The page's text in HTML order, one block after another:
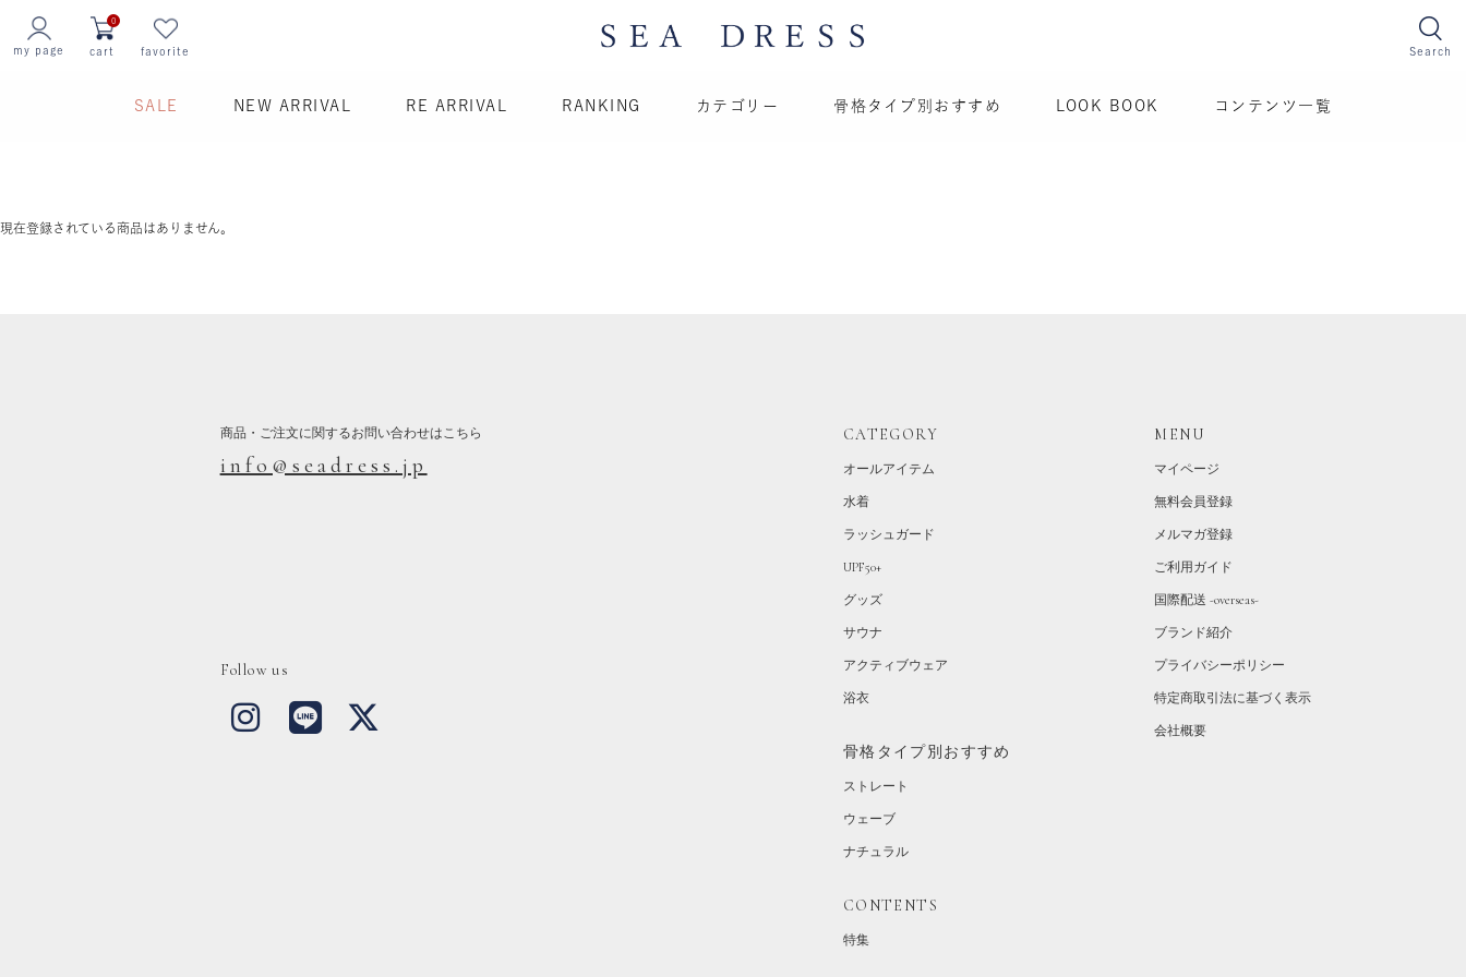
Search
my page cart
0
favorite
SALE NEW ARRIVAL RE ARRIVAL RANKING カテゴリー 骨格タイプ別おすすめ LOOK BOOK コンテンツ一覧
現在登録されている商品はありません。
商品・ご注文に関するお問い合わせはこちら
info@seadress.jp
MENU
マイページ
無料会員登録
メルマガ登録
ご利用ガイド
国際配送 -overseas-
ブランド紹介
プライバシーポリシー
特定商取引法に基づく表示
会社概要
CATEGORY
オールアイテム
水着
ラッシュガード
UPF50+
グッズ
サウナ
アクティブウェア
浴衣
骨格タイプ別おすすめ
ストレート
ウェーブ
ナチュラル
CONTENTS
特集
Follow us